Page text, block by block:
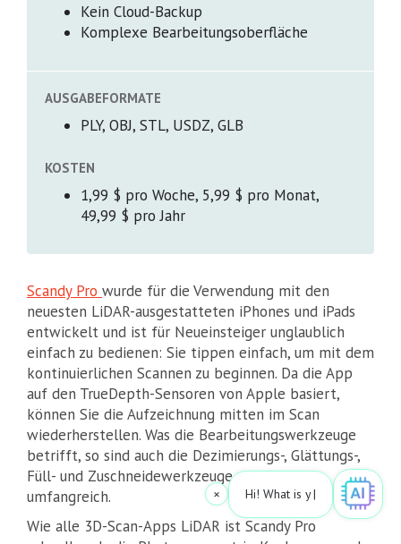
Kein Cloud-Backup
Komplexe Bearbeitungsoberfläche
AUSGABEFORMATE
PLY, OBJ, STL, USDZ, GLB
KOSTEN
1,99 $ pro Woche, 5,99 $ pro Monat,
49,99 $ pro Jahr
Scandy Pro wurde für die Verwendung mit den
neuesten LiDAR-ausgestatteten iPhones und iPads
entwickelt und ist für Neueinsteiger unglaublich
einfach zu bedienen: Sie tippen einfach, um mit dem
kontinuierlichen Scannen zu beginnen. Da die App
auf den TrueDepth-Sensoren von Apple basiert,
können Sie die Aufzeichnung mitten im Scan
wiederherstellen. Was die Bearbeitungswerkzeuge
betrifft, so sind auch die Dezimierungs-, Glättungs-,
Füll- und Zuschneidewerkzeuge ziemlich
umfangreich.
Wie alle 3D-Scan-Apps LiDAR ist Scandy Pro
Hi! What is your request? |